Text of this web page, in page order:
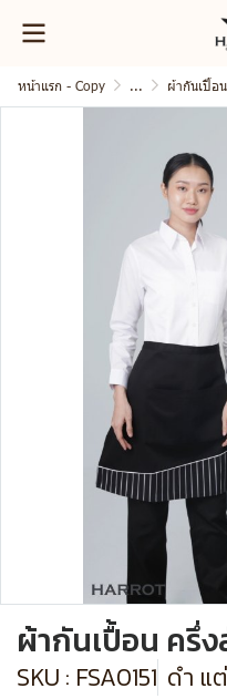
หน้าแรก - Copy ... ผ้ากันเปื้อ
ผ้ากันเปื้อน ครึ่
SKU : FSA0151 ดำ แ